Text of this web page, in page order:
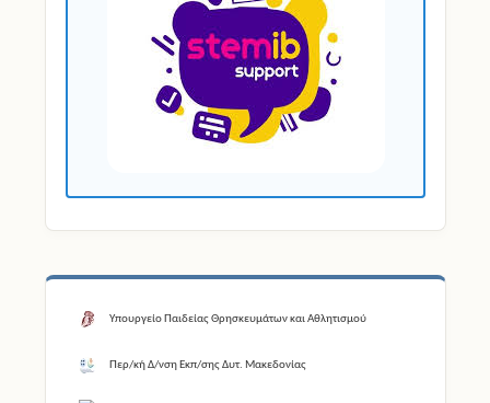
Υπουργείο Παιδείας Θρησκευμάτων και Αθλητισμού
Περ/κή Δ/νση Εκπ/σης Δυτ. Μακεδονίας